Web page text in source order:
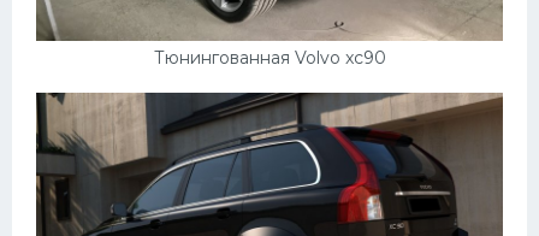
Тюнингованная Volvo xc90